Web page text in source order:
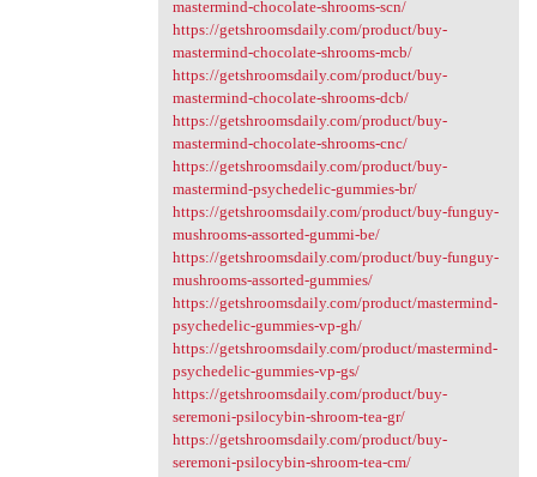
mastermind-chocolate-shrooms-scn/
https://getshroomsdaily.com/product/buy-
mastermind-chocolate-shrooms-mcb/
https://getshroomsdaily.com/product/buy-
mastermind-chocolate-shrooms-dcb/
https://getshroomsdaily.com/product/buy-
mastermind-chocolate-shrooms-cnc/
https://getshroomsdaily.com/product/buy-
mastermind-psychedelic-gummies-br/
https://getshroomsdaily.com/product/buy-funguy-
mushrooms-assorted-gummi-be/
https://getshroomsdaily.com/product/buy-funguy-
mushrooms-assorted-gummies/
https://getshroomsdaily.com/product/mastermind-
psychedelic-gummies-vp-gh/
https://getshroomsdaily.com/product/mastermind-
psychedelic-gummies-vp-gs/
https://getshroomsdaily.com/product/buy-
seremoni-psilocybin-shroom-tea-gr/
https://getshroomsdaily.com/product/buy-
seremoni-psilocybin-shroom-tea-cm/